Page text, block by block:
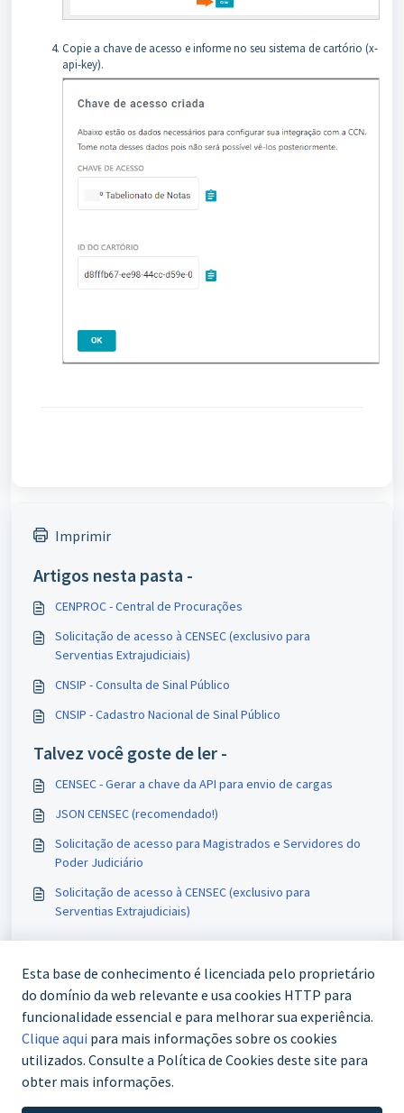
Copie a chave de acesso e informe no seu sistema de cartório (x-
api-key).
Imprimir
Artigos nesta pasta -
CENPROC - Central de Procurações
Solicitação de acesso à CENSEC (exclusivo para
Serventias Extrajudiciais)
CNSIP - Consulta de Sinal Público
CNSIP - Cadastro Nacional de Sinal Público
Talvez você goste de ler -
CENSEC - Gerar a chave da API para envio de cargas
JSON CENSEC (recomendado!)
Solicitação de acesso para Magistrados e Servidores do
Poder Judiciário
Solicitação de acesso à CENSEC (exclusivo para
Serventias Extrajudiciais)
WhatsApp (61) 3772-7800
Esta base de conhecimento é licenciada pelo proprietário
do domínio da web relevante e usa cookies HTTP para
funcionalidade essencial e para melhorar sua experiência.
Clique aqui para mais informações sobre os cookies
utilizados. Consulte a Política de Cookies deste site para
obter mais informações.